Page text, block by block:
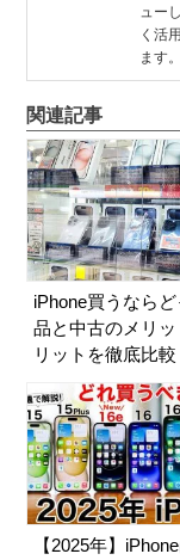
ュー
く活
ます。
関連記事
iPhone買うなら
品と中古のメリッ
リットを徹底比較
【2025年】